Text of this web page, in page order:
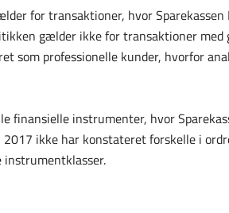
for transaktioner, hvor
gælder ikke for transaktioner
som professionelle kunder, hvorfor
finansielle instrumenter, hvor
2017 ikke har konstateret forskelle i
instrumentklasser.